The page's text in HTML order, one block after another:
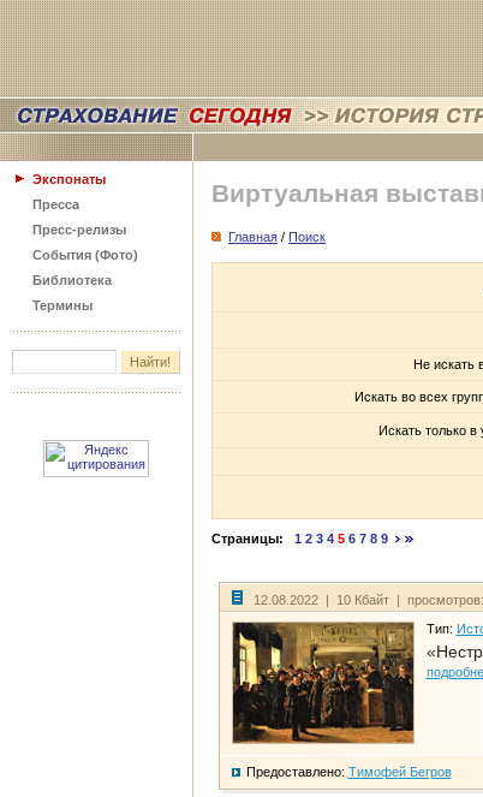
Экспонаты
Пресса
Пресс-релизы
События (Фото)
Библиотека
Термины
Виртуальная
Главная / Поиск
Не искать
Искать во всех
Искать только в
Страницы: 1 2 3 4 5 6 7 8 9
12.08.2022 | 10 Кбайт |
Тип:
Предоставлено: Тимофей Бегров